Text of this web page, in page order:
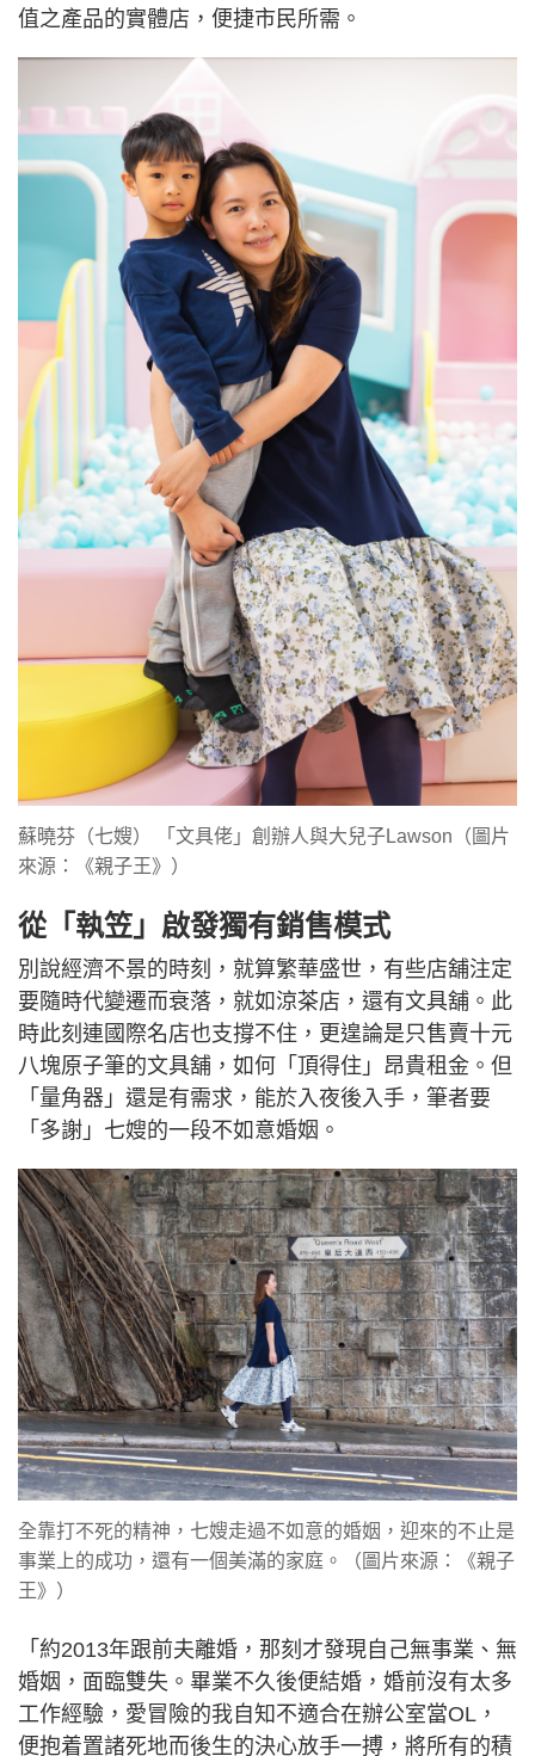
值之產品的實體店，便捷市民所需。
蘇曉芬（七嫂） 「文具佬」創辦人與大兒子Lawson（圖片
來源：《親子王》）
從「執笠」啟發獨有銷售模式
別說經濟不景的時刻，就算繁華盛世，有些店舖注定
要隨時代變遷而衰落，就如涼茶店，還有文具舖。此
時此刻連國際名店也支撐不住，更遑論是只售賣十元
八塊原子筆的文具舖，如何「頂得住」昂貴租金。但
「量角器」還是有需求，能於入夜後入手，筆者要
「多謝」七嫂的一段不如意婚姻。
全靠打不死的精神，七嫂走過不如意的婚姻，迎來的不止是
事業上的成功，還有一個美滿的家庭。（圖片來源：《親子
王》）
「約2013年跟前夫離婚，那刻才發現自己無事業、無
婚姻，面臨雙失。畢業不久後便結婚，婚前沒有太多
工作經驗，愛冒險的我自知不適合在辦公室當OL，
便抱着置諸死地而後生的決心放手一搏，將所有的積